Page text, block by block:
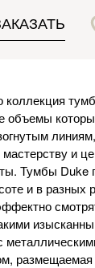
коллекция
объемы
и
Тумбы Duke
и в разных